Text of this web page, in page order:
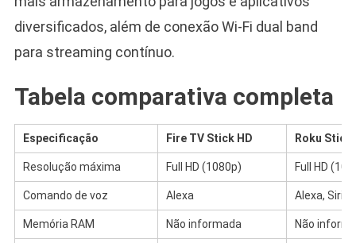
diversificados, além de conexão Wi-Fi dual band
para streaming contínuo.
Tabela comparativa completa
Especificação Fire TV Stick HD Roku Stick
Resolução máxima Full HD (1080p) Full HD
Comando de voz Alexa Alexa, Siri,
Memória RAM Não informada Não